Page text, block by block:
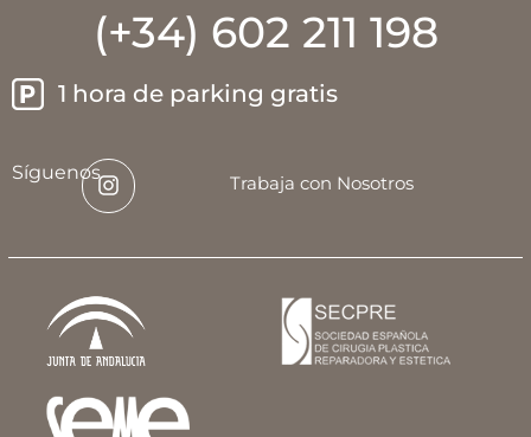
(+34) 602 211 198
1 hora de parking gratis
Síguenos Trabaja con Nosotros